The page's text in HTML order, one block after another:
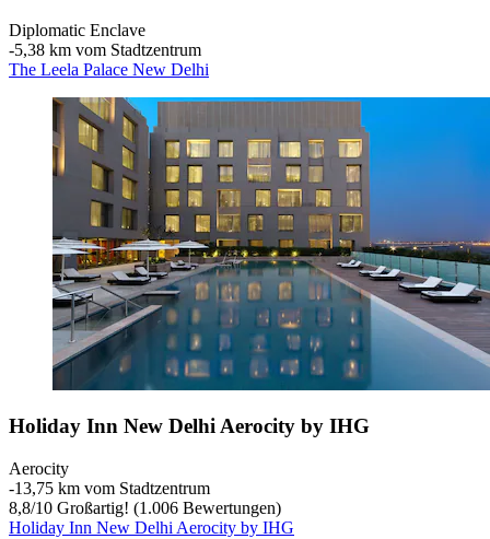
Diplomatic Enclave
‐5,38 km vom Stadtzentrum
The Leela Palace New Delhi
Holiday Inn New Delhi Aerocity by IHG
Aerocity
‐13,75 km vom Stadtzentrum
8,8/10 Großartig! (1.006 Bewertungen)
Holiday Inn New Delhi Aerocity by IHG